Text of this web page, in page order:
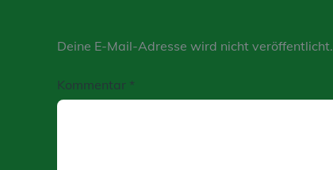
Deine E-Mail-Adresse wird nicht veröffentlicht.
Kommentar *